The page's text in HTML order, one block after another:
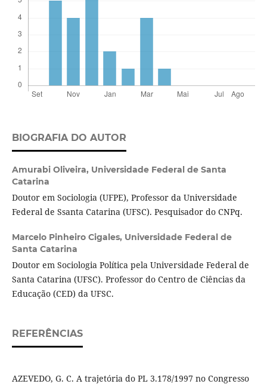
BIOGRAFIA DO AUTOR
Amurabi Oliveira, Universidade Federal de Santa
Catarina
Doutor em Sociologia (UFPE), Professor da Universidade
Federal de Ssanta Catarina (UFSC). Pesquisador do CNPq.
Marcelo Pinheiro Cigales, Universidade Federal de
Santa Catarina
Doutor em Sociologia Política pela Universidade Federal de
Santa Catarina (UFSC). Professor do Centro de Ciências da
Educação (CED) da UFSC.
REFERÊNCIAS
AZEVEDO, G. C. A trajetória do PL 3.178/1997 no Congresso